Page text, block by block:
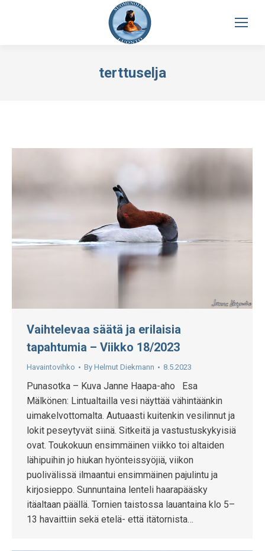
terttuselja
Vaihtelevaa säätä ja erilaisia
tapahtumia – Viikko 18/2023
Havaintovihko By Helmut Diekmann 8.5.2023
Punasotka – Kuva Janne Haapa-aho Esa
Mälkönen: Lintualtailla vesi näyttää vähintäänkin
uimakelvottomalta. Autuaasti kuitenkin vesilinnut ja
lokit peseytyvät siinä. Sitkeitä ja vastustuskykyisiä
ovat. Toukokuun ensimmäinen viikko toi altaiden
lähipuihin jo hiukan hyönteissyöjiä, viikon
puolivälissä ilmaantui ensimmäinen pajulintu ja
kirjosieppo. Sunnuntaina lenteli haarapääsky
itäaltaan päällä. Tornien taistossa lauantaina klo 5–
13 havaittiin sekä etelä- että itätornista…